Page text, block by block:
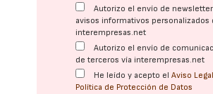
Autorizo el envío de
avisos informativos personalizados
interempresas.net
Autorizo el envío de
de terceros vía interempresas.net
He leído y acepto elAviso Legal
Política de Protección de Datos